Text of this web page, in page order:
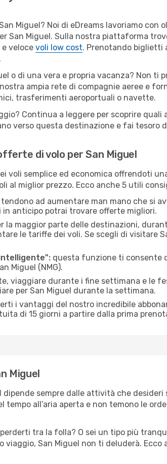
Miguel? Noi di eDreams lavoriamo
San Miguel. Sulla nostra piattaforma
veloce voli low cost. Prenotando biglietti
o di una vera e propria vacanza? Non ti
ampia rete di compagnie aeree e
trasferimenti aeroportuali o navette.
Continua a leggere per scoprire
verso questa destinazione e fai
di volo per San Miguel
voli semplice ed economica offrendoti
al miglior prezzo. Ecco anche 5 utili
ad aumentare man mano che si
anticipo potrai trovare offerte migliori.
la maggior parte delle destinazioni,
le tariffe dei voli. Se scegli di visitare
questa funzione ti consente
Miguel (NMG).
viaggiare durante i fine settimana e le
per San Miguel durante la settimana.
i vantaggi del nostro incredibile
di 15 giorni a partire dalla prima
Miguel
dipende sempre dalle attività che
tempo all’aria aperta e non temono le
tra la folla? O sei un tipo più
viaggio, San Miguel non ti deluderà.